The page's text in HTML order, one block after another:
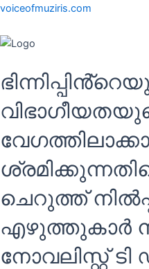
Skip
content
voiceofmuziris.com
ചെറുത്ത്
എഴുത്തുകാർ
നോവലിസ്റ്റ്